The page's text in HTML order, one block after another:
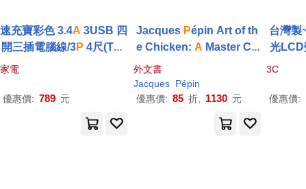
速充寶彩色 3.4A 3USB 四
開三插電腦線/3P 4尺(Typ
eA*2+TypeC*1)(顏色任
家電
優惠價: 789 元
Jacques Pépin Art of th
e Chicken: A Master Ch
ef’s Paintings, Stories, a
nd Recipes of the Humb
le Bird
外文書
Jacques Pépin
優惠價: 85 折, 1130 元
台灣製
光LCD
NEW
3C
優惠價: